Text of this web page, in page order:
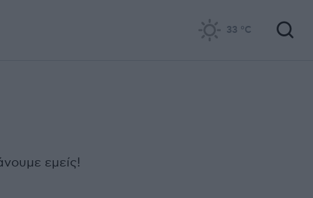
33 °C
εμείς!